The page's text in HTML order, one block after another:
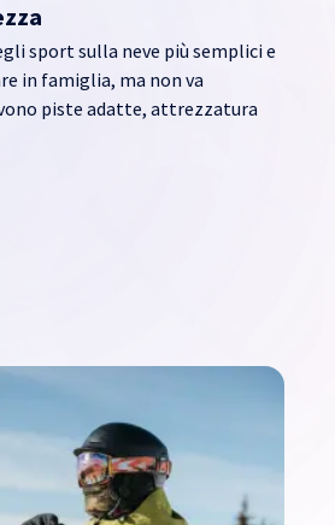
sport sulla neve più semplici e
in famiglia, ma non va
piste adatte, attrezzatura